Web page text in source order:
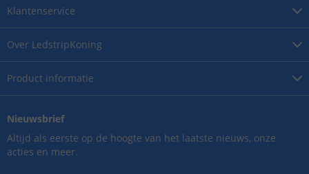
Over LedstripKoning
Product informatie
Klantenservice
Nieuwsbrief
Altijd als eerste op de hoogte van het laatste nieuws, onze
acties en meer.